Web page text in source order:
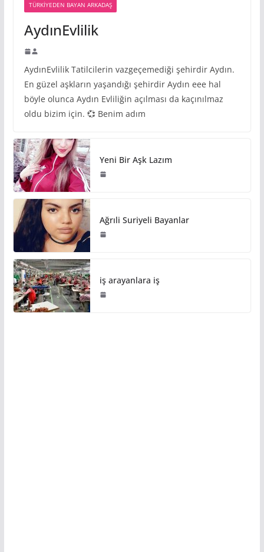
TÜRKIYEDEN BAYAN ARKADAŞ
AydınEvlilik
AydınEvlilik Tatilcilerin vazgeçemediği şehirdir Aydın.
En güzel aşkların yaşandığı şehirdir Aydın eee hal
böyle olunca Aydın Evliliğin açılması da kaçınılmaz
oldu bizim için. 💞 Benim adım
Yeni Bir Aşk Lazım
Ağrıli Suriyeli Bayanlar
iş arayanlara iş